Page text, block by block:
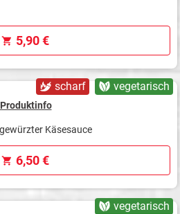
5,90 €
scharf vegetarisch
Produktinfo
Käsesauce
6,50 €
vegetarisch